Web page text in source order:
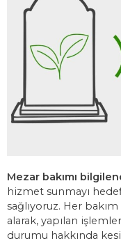
Mezar bakımı
hizmet sunmayı
sağlıyoruz. Her
alarak, yapılan
durumu hakkında